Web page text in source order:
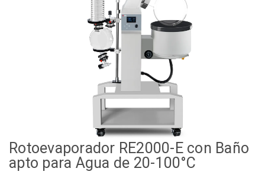
Rotoevaporador RE2000-E con Baño
apto para Agua de 20-100°C